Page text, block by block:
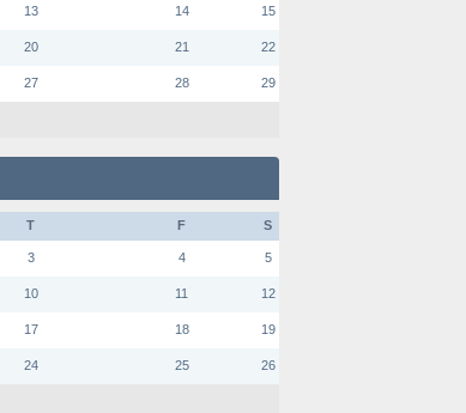
13 14 15
20 21 22
27 28 29
T F S
3 4 5
10 11 12
17 18 19
24 25 26